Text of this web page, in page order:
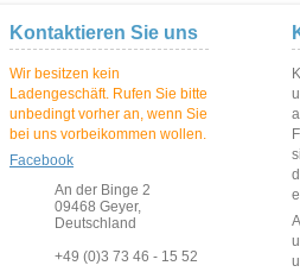
Kontaktieren Sie uns
Wir besitzen kein
Ladengeschäft. Rufen Sie bitte
unbedingt vorher an, wenn Sie
bei uns vorbeikommen wollen.
Facebook
An der Binge 2
09468 Geyer,
Deutschland
+49 (0)3 73 46 - 15 52